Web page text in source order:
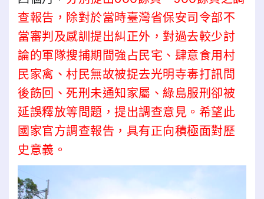
查報告，除對於當時臺灣省保安司令部不
當審判及感訓提出糾正外，對過去較少討
論的軍隊搜捕期間強占民宅、肆意食用村
民家禽、村民無故被捉去光明寺毒打訊問
後飭回、死刑未通知家屬、綠島服刑卻被
延誤釋放等問題，提出調查意見。希望此
國家官方調查報告，具有正向積極面對歷
史意義。